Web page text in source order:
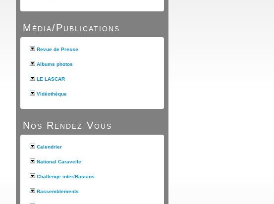
Média/Publications
Revue de Presse
Albums photos
LE LASCAR
Vidéothèque
Nos Rendez Vous
Calendrier
National Caravelle
Challenge inter/Bassins
Rassemblements